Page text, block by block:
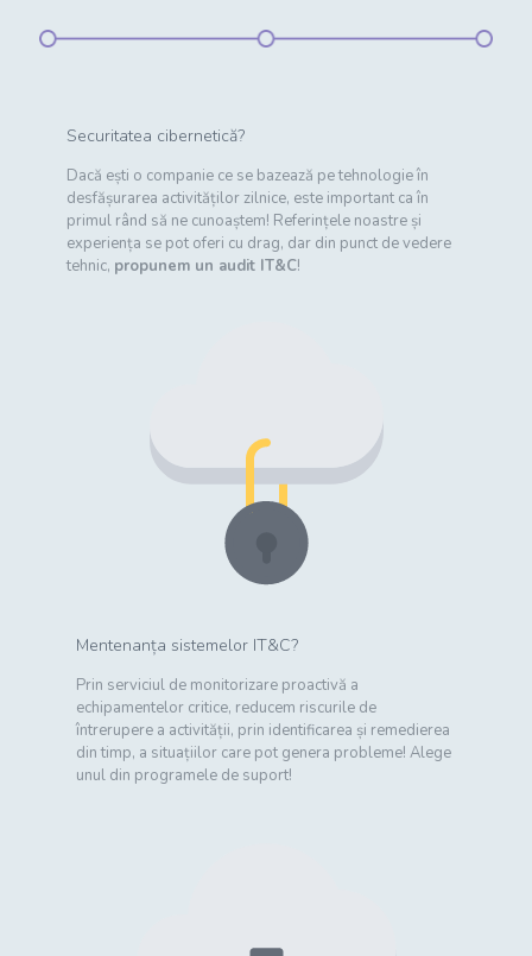
Securitatea cibernetică?
Dacă ești o companie ce se bazează pe tehnologie în
desfășurarea activităților zilnice, este important ca în
primul rând să ne cunoaștem! Referințele noastre și
experiența se pot oferi cu drag, dar din punct de vedere
tehnic, propunem un audit IT&C!
Mentenanța sistemelor IT&C?
Prin serviciul de monitorizare proactivă a
echipamentelor critice, reducem riscurile de
întrerupere a activității, prin identificarea și remedierea
din timp, a situațiilor care pot genera probleme! Alege
unul din programele de suport!